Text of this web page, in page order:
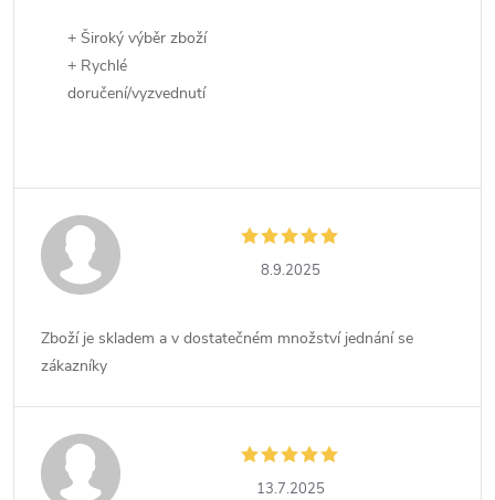
+ Široký výběr zboží
+ Rychlé
doručení/vyzvednutí
8.9.2025
Zboží je skladem a v dostatečném množství jednání se
zákazníky
13.7.2025